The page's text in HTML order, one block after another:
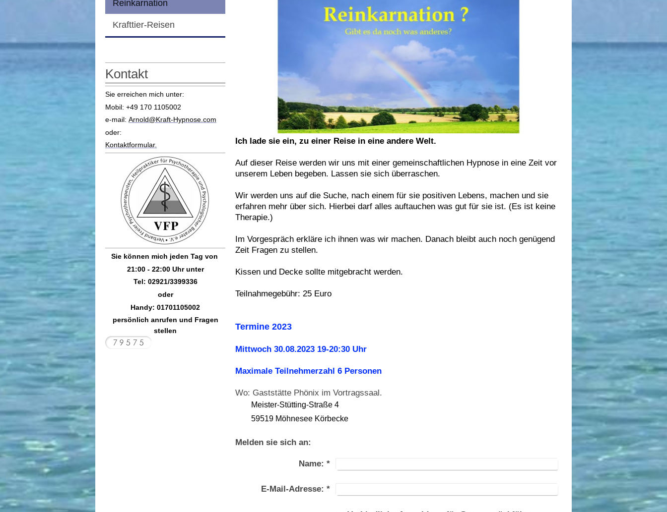
Ich lade sie ein, zu einer Reise in eine andere Welt.
Auf dieser Reise werden wir uns mit einer gemeinschaftlichen Hypnose in eine Zeit vor
unserem Leben begeben. Lassen sie sich überraschen.
Wir werden uns auf die Suche, nach einem für sie positiven Lebens, machen und sie
erfahren mehr über sich. Hierbei darf alles auftauchen was gut für sie ist. (Es ist keine
Therapie.)
Im Vorgespräch erkläre ich ihnen was wir machen. Danach bleibt auch noch genügend
Zeit Fragen zu stellen.
Kissen und Decke sollte mitgebracht werden.
Teilnahmegebühr: 25 Euro
Termine 2023
Mittwoch 30.08.2023 19-20:30 Uhr
Maximale Teilnehmerzahl 6 Personen
Wo: Gaststätte Phönix im Vortragssaal.
Meister-Stütting-Straße 4
59519 Möhnesee Körbecke
Melden sie sich an:
Name: *
E-Mail-Adresse: *
Reinkarnation
Krafttier-Reisen
Kontakt
Sie erreichen mich unter:
Mobil: +49 170 1105002
e-mail: Arnold@Kraft-Hypnose.com
oder:
Kontaktformular.
Sie können mich jeden Tag von
21:00 - 22:00 Uhr unter
Tel: 02921/3399336
oder
Handy:01701105002
persönlich anrufen und Fragen
stellen